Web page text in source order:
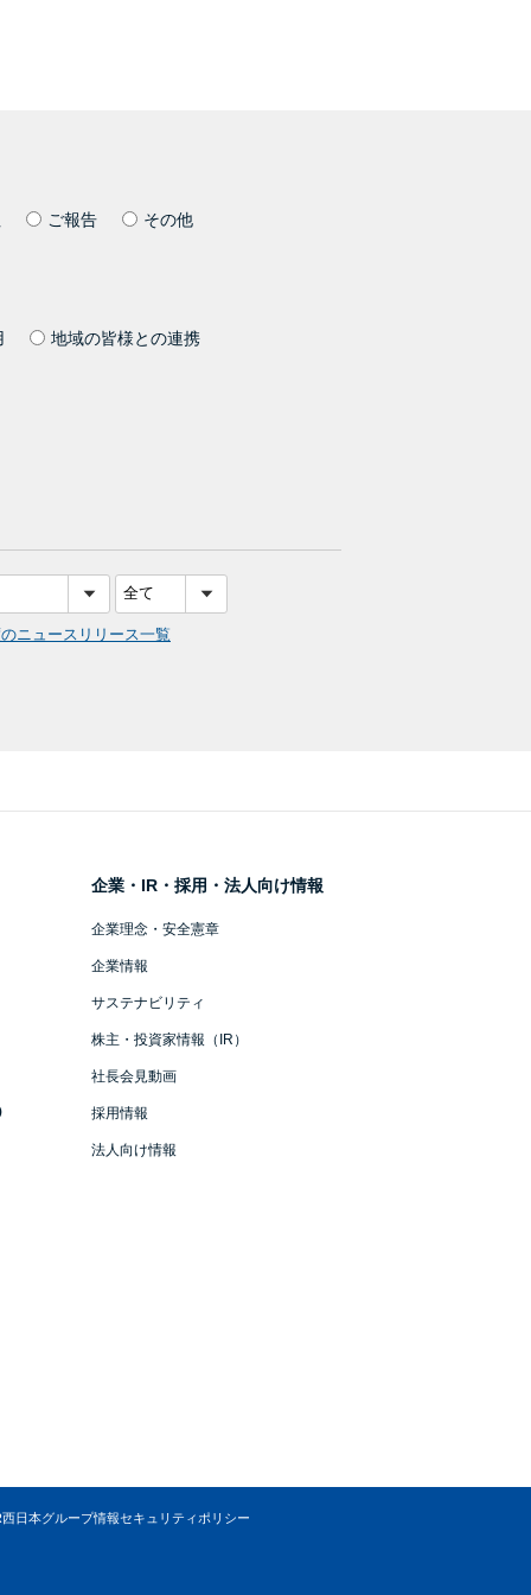
ご報告 その他
地域の皆様との連携
ニュースリリース一覧
企業・IR・採用・法人向け情報
企業理念・安全憲章
企業情報
サステナビリティ
株主・投資家情報（IR）
社長会見動画
採用情報
法人向け情報
日本グループ情報セキュリティポリシー